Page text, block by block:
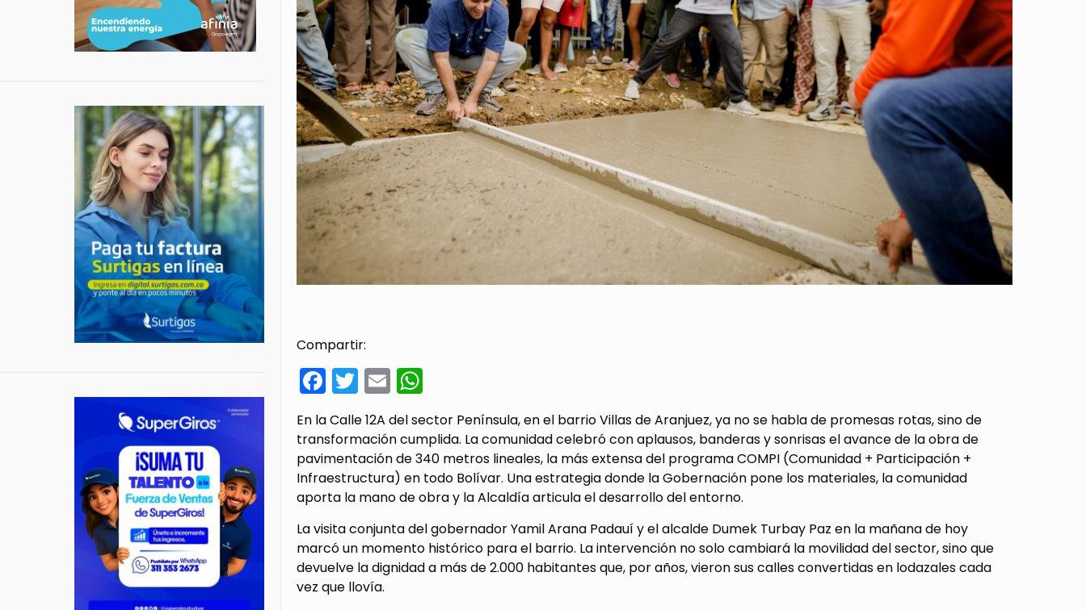
Compartir:
Facebook
Twitter
Email
En la Calle 12A del sector Península, en el barrio Villas de Aranjuez, ya no se habla de promesas rotas, sino de
transformación cumplida. La comunidad celebró con aplausos, banderas y sonrisas el avance de la obra de
pavimentación de 340 metros lineales, la más extensa del programa COMPI (Comunidad + Participación +
Infraestructura) en todo Bolívar. Una estrategia donde la Gobernación pone los materiales, la comunidad
aporta la mano de obra y la Alcaldía articula el desarrollo del entorno.
La visita conjunta del gobernador Yamil Arana Padauí y el alcalde Dumek Turbay Paz en la mañana de hoy
marcó un momento histórico para el barrio. La intervención no solo cambiará la movilidad del sector, sino que
devuelve la dignidad a más de 2.000 habitantes que, por años, vieron sus calles convertidas en lodazales cada
vez que llovía.